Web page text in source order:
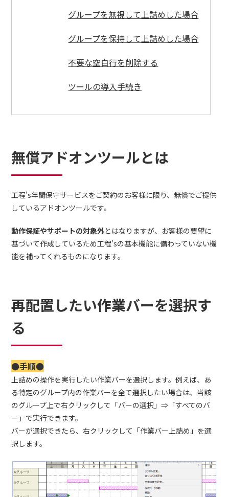
グループを無視して上詰めした場合
グループを保持して上詰めした場合
不要な空白行を削除する
ツールの導入手続き
無償アドオンツールとは
工程's年間保守サービスをご契約のお客様に限り、無償でご提供
しているアドオンツールです。
動作保証やサポートの対象外とはなりますが、お客様の要望に
基づいて作成しているため工程'sの基本機能に備わっていない機
能を補ってくれるものになります。
再配置したい作業バーを選択す
る
●手順●
上詰めの操作を実行したい作業バーを選択します。例えば、あ
る特定のグループ内の作業バーを全て選択したい場合は、当該
のグループ上で右クリックして「バーの選択」⇒「すべてのバ
ー」で実行できます。
バーが選択できたら、右クリックして「作業バー上詰め」を選
択します。